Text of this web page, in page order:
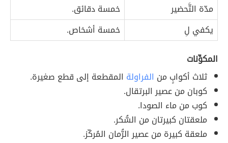
مدّة التَّحضير
خمسة دقائق.
يكفي لِ
خمسة أشخاص.
المكوِّنات
ثلاث أكوابٍ من الفراولة المقطعة إلى قطع صغيرة.
كوبان من عصير البرتقال.
كوب من ماء الصودا.
ملعقتان كبيرتان من السُّكر.
ملعقة كبيرة من عصير الرُّمان المُركّز.